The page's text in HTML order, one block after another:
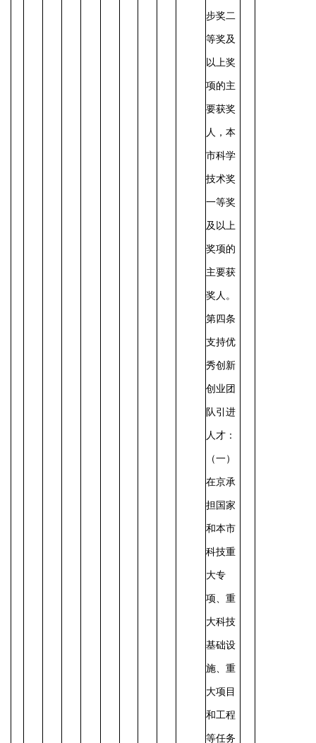
步奖二
等奖及
以上奖
项的主
要获奖
人，本
市科学
技术奖
一等奖
及以上
奖项的
主要获
奖人。
第四条
支持优
秀创新
创业团
队引进
人才：
（一）
在京承
担国家
和本市
科技重
大专
项、重
大科技
基础设
施、重
大项目
和工程
等任务